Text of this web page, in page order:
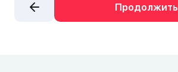
Продолжить